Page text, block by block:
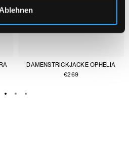
Ablehnen
DAMENSTRICKJACKE OPHELIA
€269